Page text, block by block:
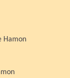
Hamon